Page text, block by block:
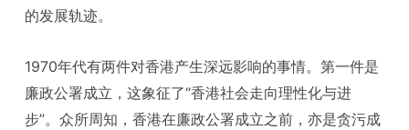
的发展轨迹。
1970年代有两件对香港产生深远影响的事情。第一件是
廉政公署成立，这象征了“香港社会走向理性化与进
步”。众所周知，香港在廉政公署成立之前，亦是贪污成